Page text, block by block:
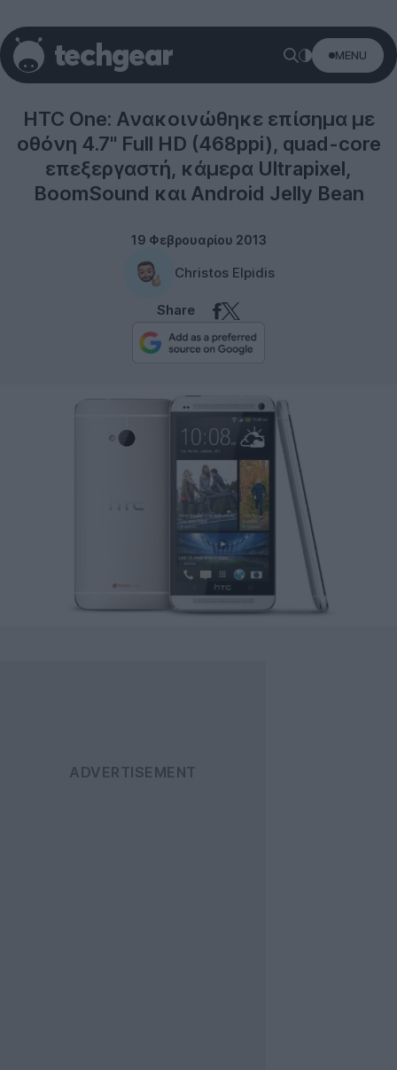
MENU
Smartphones
HTC One: Ανακοινώθηκε επίσημα με
οθόνη 4.7'' Full HD (468ppi), quad-core
επεξεργαστή, κάμερα Ultrapixel,
BoomSound και Android Jelly Bean
19 Φεβρουαρίου 2013
Christos Elpidis
Share